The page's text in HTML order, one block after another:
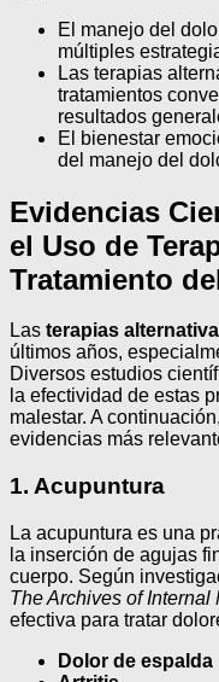
El manejo del
múltiples
Las terapias
tratamientos
resultados
El bienestar
del manejo del
Evidencias
el Uso de
Tratamiento
Las terapias
últimos años,
Diversos estudios
la efectividad de estas
malestar. A
evidencias más
1. Acupuntura
La acupuntura es una
la inserción de agujas
cuerpo. Según
The Archives of Internal
efectiva para tratar
Dolor de espalda